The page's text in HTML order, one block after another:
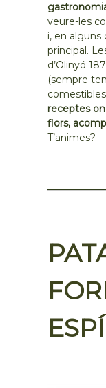
veure-les
i, en alguns
principal.
d’Olinyó
(sempre
receptes
flors,
T’animes?